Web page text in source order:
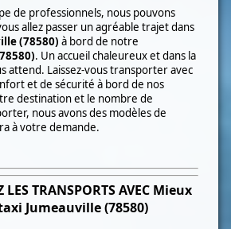
de professionnels, nous pouvons
allez passer un agréable trajet dans
(78580) à bordde notre
. Un accueil chaleureux et dans la
attend. Laissez-vous transporter avec
et de sécurité à bord de nos
destination et le nombre de
nous avons des modèles de
à votre demande.
LES TRANSPORTS AVEC Mieux
Jumeauville (78580)